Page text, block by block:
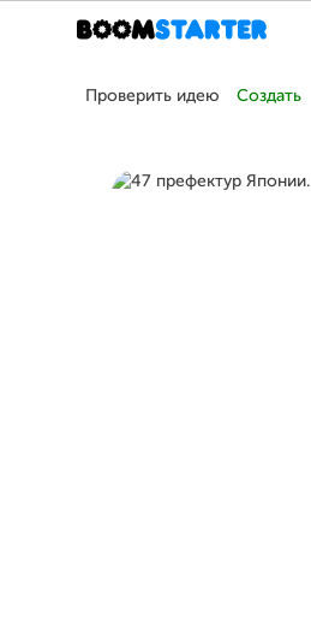
Проверить идею Создать